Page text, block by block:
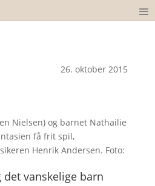
26. oktober 2015
Nielsen) og barnet Nathailie
få frit spil,
Henrik Andersen. Foto:
det vanskelige barn